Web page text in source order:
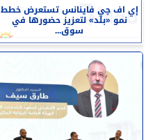
إي اف چي فاينانس تستعرض خطط
نمو «بلد» لتعزيز حضورها في
سوق...